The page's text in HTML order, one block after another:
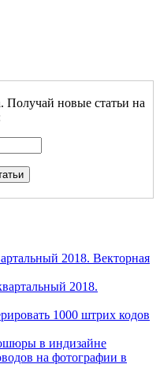
Получай новые статьи на
2018. Векторная
2018.
1000 штрих кодов
в индизайне
на фотографии в